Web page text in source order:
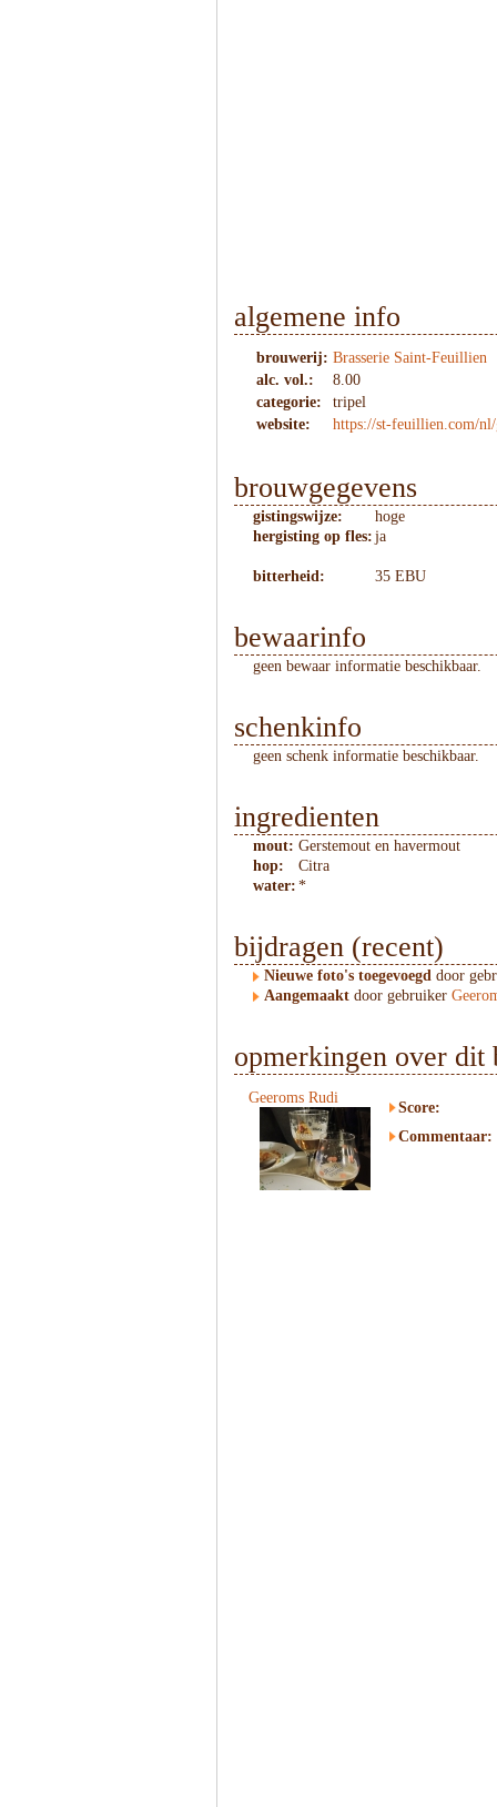
algemene info
brouwerij: Brasserie Saint-Feuillien
alc. vol.:
8.00
categorie:
tripel
website:
https://st-feuillien.com/
brouwgegevens
gistingswijze:
hoge
hergisting op fles: ja
bitterheid: 35 EBU
bewaarinfo
geen bewaar informatie beschikbaar.
schenkinfo
geen schenk informatie beschikbaar.
ingredienten
mout: Gerstemout en havermout
hop:
Citra
water: *
bijdragen (recent)
Nieuwe foto's toegevoegd door
Aangemaakt door gebruiker
opmerkingen over dit
Geeroms Rudi
Score:
Commentaar: